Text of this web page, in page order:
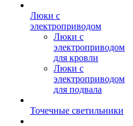
Люки с
электроприводом
Люки с
электроприводом
для кровли
Люки с
электроприводом
для подвала
Точечные светильники